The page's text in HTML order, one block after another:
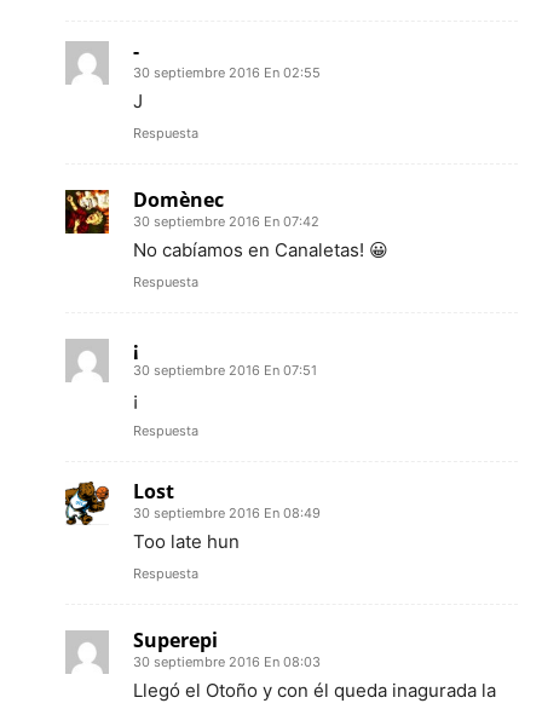
-
30 septiembre 2016 En 02:55
J
Respuesta
Domènec
30 septiembre 2016 En 07:42
No cabíamos en Canaletas! 😀
Respuesta
¡
30 septiembre 2016 En 07:51
¡
Respuesta
Lost
30 septiembre 2016 En 08:49
Too late hun
Respuesta
Superepi
30 septiembre 2016 En 08:03
Llegó el Otoño y con él queda inagurada la